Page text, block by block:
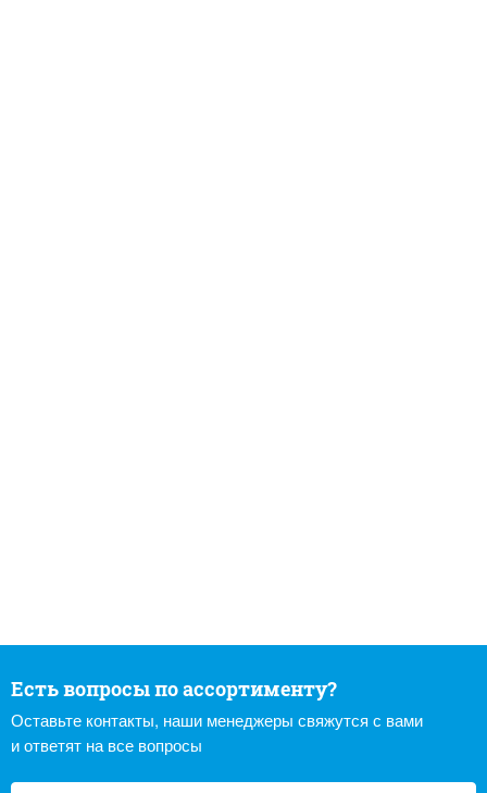
Есть вопросы по ассортименту?
Оставьте контакты, наши менеджеры свяжутся с вами
и ответят на все вопросы